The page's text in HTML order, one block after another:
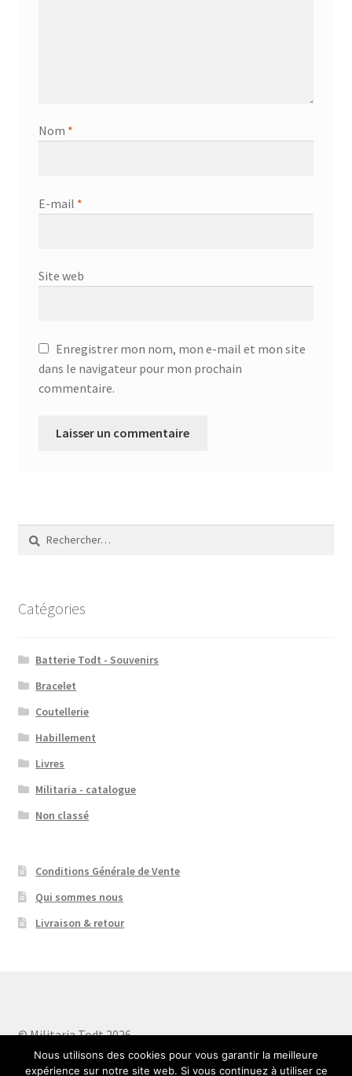
Nom *
E-mail *
Site web
Enregistrer mon nom, mon e-mail et mon site
dans le navigateur pour mon prochain
commentaire.
Catégories
Batterie Todt - Souvenirs
Bracelet
Coutellerie
Habillement
Livres
Militaria - catalogue
Non classé
Conditions Générale de Vente
Qui sommes nous
Livraison & retour
© Militaria Todt 2026
Built with WooCommerce.
Nous utilisons des cookies pour vous garantir la meilleure
expérience sur notre site web. Si vous continuez à utiliser ce